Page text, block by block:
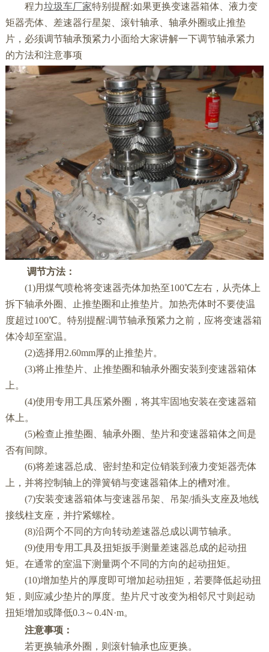
程力垃圾车厂家特别提醒:如果更换变速器箱体、液力变
矩器壳体、差速器行星架、滚针轴承、轴承外圈或止推垫
片，必须调节轴承预紧力小面给大家讲解一下调节轴承紧力
的方法和注意事项
调节方法：
(1)用煤气喷枪将变速器壳体加热至100℃左右，从壳体上
拆下轴承外圈、止推垫圈和止推垫片。加热壳体时不要使温
度超过100℃。特别提醒:调节轴承预紧力之前，应将变速器箱
体冷却至室温。
(2)选择用2.60mm厚的止推垫片。
(3)将止推垫片、止推垫圈和轴承外圈安装到变速器箱体
上。
(4)使用专用工具压紧外圈，将其牢固地安装在变速器箱
体上。
(5)检查止推垫圈、轴承外圈、垫片和变速器箱体之间是
否有间隙。
(6)将差速器总成、密封垫和定位销装到液力变矩器壳体
上，并将控制轴上的弹簧销与变速器箱体上的槽对准。
(7)安装变速器箱体与变速器吊架、吊架/插头支座及地线
接线柱支座，并拧紧螺栓。
(8)沿两个不同的方向转动差速器总成以调节轴承。
(9)使用专用工具及扭矩扳手测量差速器总成的起动扭
矩。在通常的室温下测量两个不同的方向的起动扭矩。
(10)增加垫片的厚度即可增加起动扭矩，若要降低起动扭
矩，则应减少垫片的厚度。垫片尺寸改变为相邻尺寸则起动
扭矩增加或降低0.3～0.4N·m。
注意事项：
若更换轴承外圈，则滚针轴承也应更换。